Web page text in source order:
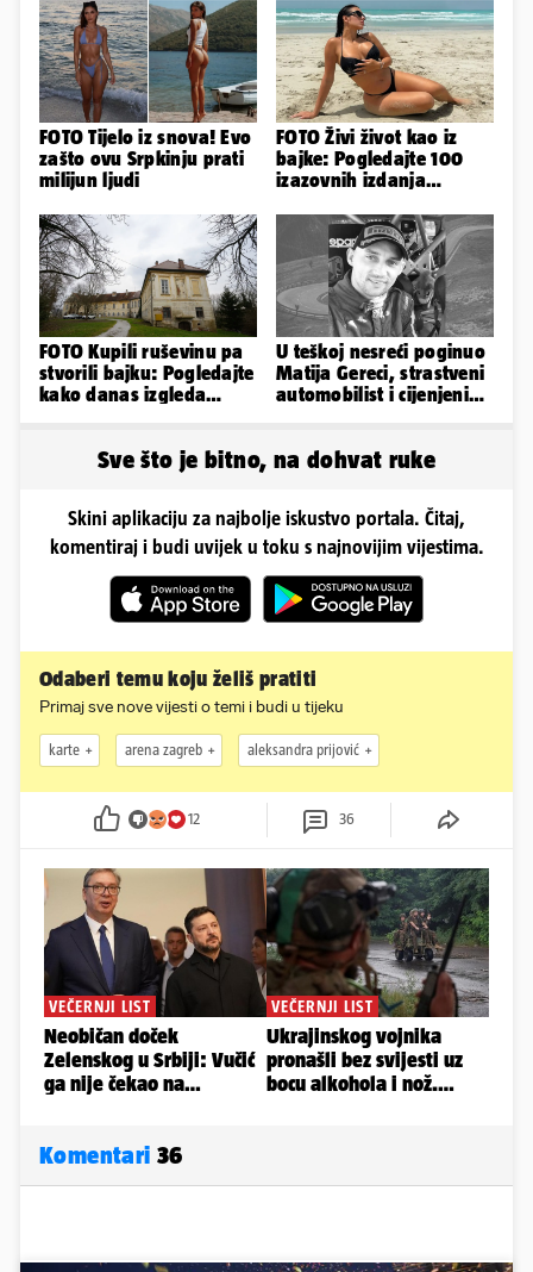
FOTO Tijelo iz snova! Evo
zašto ovu Srpkinju prati
milijun ljudi
FOTO Živi život kao iz
bajke: Pogledajte 100
izazovnih izdanja
FOTO Kupili ruševinu pa
stvorili bajku: Pogledajte
kako danas izgleda
U teškoj nesreći poginuo
Matija Gereci, strastveni
automobilist i cijenjeni
Sve što je bitno, na dohvat ruke
Skini aplikaciju za najbolje iskustvo portala. Čitaj,
komentiraj i budi uvijek u toku s najnovijim vijestima.
Odaberi temu koju želiš pratiti
Primaj sve nove vijesti o temi i budi u tijeku
karte arena zagreb aleksandra prijović
12 36
Komentari 36